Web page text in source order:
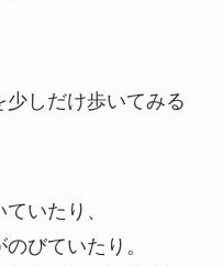
しだけ歩いてみる
いたり、
びていたり。